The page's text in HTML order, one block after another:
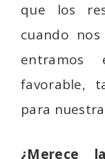
que los
cuando
entramos
favorable,
para
¿Merece